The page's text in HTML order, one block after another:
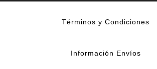
Términos y Condiciones
Información Envíos